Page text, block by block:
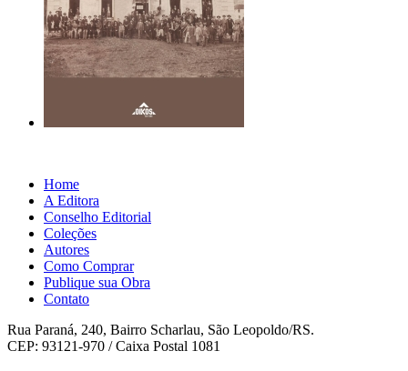
Home
A Editora
Conselho Editorial
Coleções
Autores
Como Comprar
Publique sua Obra
Contato
Rua Paraná, 240, Bairro Scharlau, São Leopoldo/RS.
CEP: 93121-970 / Caixa Postal 1081